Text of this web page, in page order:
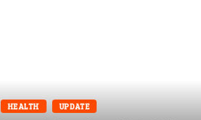
HEALTH UPDATE